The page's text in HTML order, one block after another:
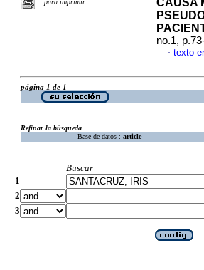
para imprimir
CAUSA
no.1,
· texto
página 1 de 1
Refinar la búsqueda
Base de datos : article
Buscar
1
2
3